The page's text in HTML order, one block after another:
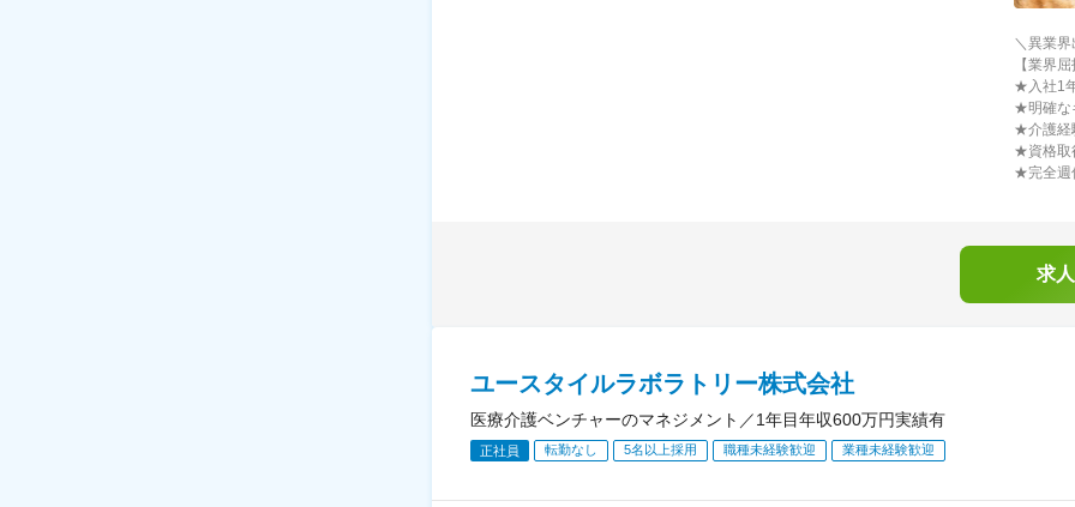
＼異業
【業界
★入社1
★明確な
★介護経
★資格取
★完全週
求
ユースタイルラボラトリー株式会社
医療介護ベンチャーのマネジメント／1年目年収600万円実績有
正社員 転勤なし 5名以上採用 職種未経験歓迎 業種未経験歓迎